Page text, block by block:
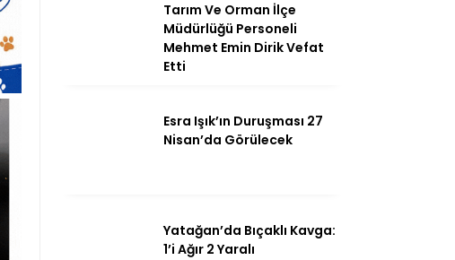
Tarım Ve Orman İlçe
Müdürlüğü Personeli
Mehmet Emin Dirik Vefat
Etti
Esra Işık’ın Duruşması 27
Nisan’da Görülecek
Yatağan’da Bıçaklı Kavga:
1’i Ağır 2 Yaralı